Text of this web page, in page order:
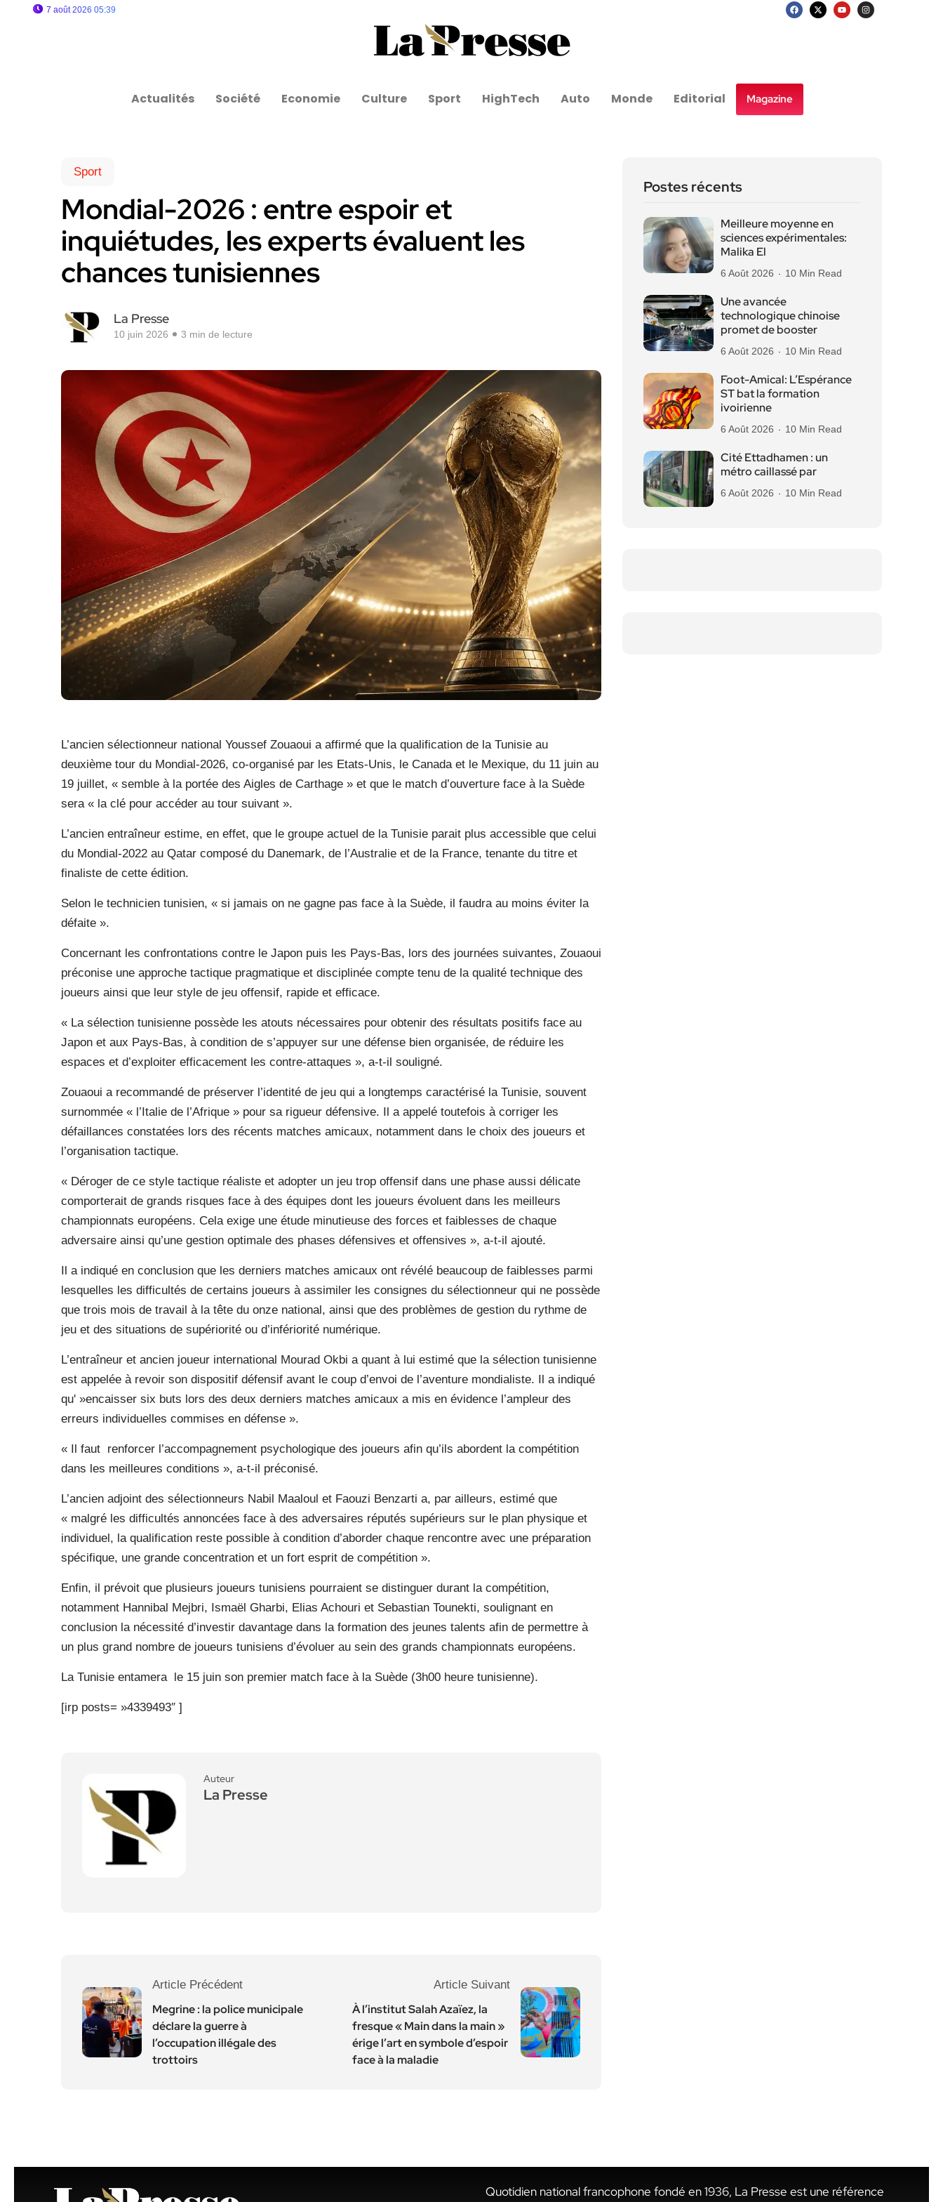
7 août 2026 05:39
Actualités Société Economie Culture Sport HighTech Auto Monde Editorial Magazine
Sport
Mondial-2026 : entre espoir et
inquiétudes, les experts évaluent les
chances tunisiennes
La Presse
10 juin 2026 3 min de lecture
L’ancien sélectionneur national Youssef Zouaoui a affirmé que la qualification de la Tunisie au
deuxième tour du Mondial-2026, co-organisé par les Etats-Unis, le Canada et le Mexique, du 11 juin au
19 juillet, « semble à la portée des Aigles de Carthage » et que le match d’ouverture face à la Suède
sera « la clé pour accéder au tour suivant ».
L’ancien entraîneur estime, en effet, que le groupe actuel de la Tunisie parait plus accessible que celui
du Mondial-2022 au Qatar composé du Danemark, de l’Australie et de la France, tenante du titre et
finaliste de cette édition.
Selon le technicien tunisien, « si jamais on ne gagne pas face à la Suède, il faudra au moins éviter la
défaite ».
Concernant les confrontations contre le Japon puis les Pays-Bas, lors des journées suivantes, Zouaoui
préconise une approche tactique pragmatique et disciplinée compte tenu de la qualité technique des
joueurs ainsi que leur style de jeu offensif, rapide et efficace.
« La sélection tunisienne possède les atouts nécessaires pour obtenir des résultats positifs face au
Japon et aux Pays-Bas, à condition de s’appuyer sur une défense bien organisée, de réduire les
espaces et d’exploiter efficacement les contre-attaques », a-t-il souligné.
Zouaoui a recommandé de préserver l’identité de jeu qui a longtemps caractérisé la Tunisie, souvent
surnommée « l’Italie de l’Afrique » pour sa rigueur défensive. Il a appelé toutefois à corriger les
défaillances constatées lors des récents matches amicaux, notamment dans le choix des joueurs et
l’organisation tactique.
« Déroger de ce style tactique réaliste et adopter un jeu trop offensif dans une phase aussi délicate
comporterait de grands risques face à des équipes dont les joueurs évoluent dans les meilleurs
championnats européens. Cela exige une étude minutieuse des forces et faiblesses de chaque
adversaire ainsi qu’une gestion optimale des phases défensives et offensives », a-t-il ajouté.
Il a indiqué en conclusion que les derniers matches amicaux ont révélé beaucoup de faiblesses parmi
lesquelles les difficultés de certains joueurs à assimiler les consignes du sélectionneur qui ne possède
que trois mois de travail à la tête du onze national, ainsi que des problèmes de gestion du rythme de
jeu et des situations de supériorité ou d’infériorité numérique.
L’entraîneur et ancien joueur international Mourad Okbi a quant à lui estimé que la sélection tunisienne
est appelée à revoir son dispositif défensif avant le coup d’envoi de l’aventure mondialiste. Il a indiqué
qu' »encaisser six buts lors des deux derniers matches amicaux a mis en évidence l’ampleur des
erreurs individuelles commises en défense ».
« Il faut renforcer l’accompagnement psychologique des joueurs afin qu’ils abordent la compétition
dans les meilleures conditions », a-t-il préconisé.
L’ancien adjoint des sélectionneurs Nabil Maaloul et Faouzi Benzarti a, par ailleurs, estimé que
« malgré les difficultés annoncées face à des adversaires réputés supérieurs sur le plan physique et
individuel, la qualification reste possible à condition d’aborder chaque rencontre avec une préparation
spécifique, une grande concentration et un fort esprit de compétition ».
Enfin, il prévoit que plusieurs joueurs tunisiens pourraient se distinguer durant la compétition,
notamment Hannibal Mejbri, Ismaël Gharbi, Elias Achouri et Sebastian Tounekti, soulignant en
conclusion la nécessité d’investir davantage dans la formation des jeunes talents afin de permettre à
un plus grand nombre de joueurs tunisiens d’évoluer au sein des grands championnats européens.
La Tunisie entamera le 15 juin son premier match face à la Suède (3h00 heure tunisienne).
[irp posts= »4339493″ ]
Auteur
La Presse
Article Précédent
Megrine : la police municipale
déclare la guerre à
l’occupation illégale des
trottoirs
Article Suivant
À l’institut Salah Azaïez, la
fresque « Main dans la main »
érige l’art en symbole d’espoir
face à la maladie
Postes récents
Meilleure moyenne en
sciences expérimentales:
Malika El
6 Août 2026 10 Min Read
Une avancée
technologique chinoise
promet de booster
6 Août 2026 10 Min Read
Foot-Amical: L’Espérance
ST bat la formation
ivoirienne
6 Août 2026 10 Min Read
Cité Ettadhamen : un
métro caillassé par
6 Août 2026 10 Min Read
Quotidien national francophone fondé en 1936, La Presse est une référence